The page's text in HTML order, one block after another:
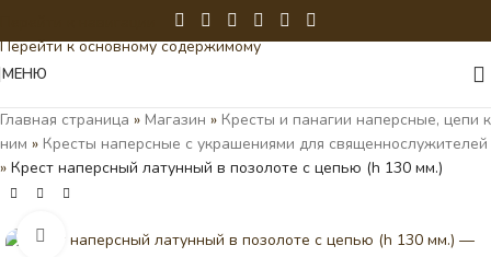
Перейти к основному содержимому
МЕНЮ
Главная страница » Магазин » Кресты и панагии наперсные, цепи к
ним » Кресты наперсные с украшениями для священнослужителей
» Крест наперсный латунный в позолоте с цепью (h 130 мм.)
Нажмите, чтобы увеличить